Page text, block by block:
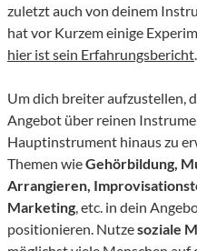
zuletzt auch von deinem
hat vor Kurzem einige
hier ist sein Erfahrungsbericht
Um dich breiter aufzustellen,
Angebot über reinen
Hauptinstrument hinaus zu
Themen wieGehörbildung,
Arrangieren,
Marketing , etc. in dein
positionieren. Nutzesoziale